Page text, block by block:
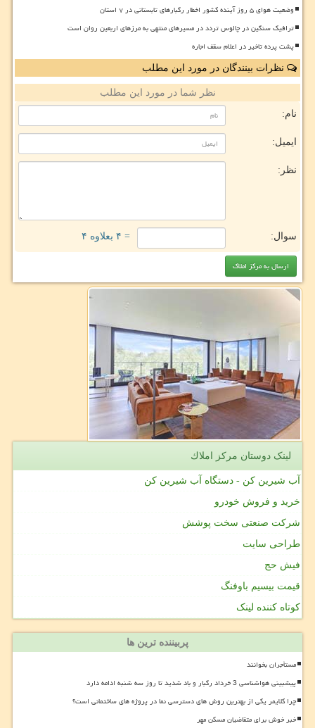
وضعیت هوای ۵ روز آینده کشور اخطار رگبارهای تابستانی در ۷ استان
ترافیک سنگین در چالوس تردد در مسیرهای منتهی به مرزهای اربعین روان است
پشت پرده تاخیر در اعلام سقف اجاره
نظرات بینندگان در مورد این مطلب
نظر شما در مورد این مطلب
نام:
ایمیل:
نظر:
سوال: = ۴ بعلاوه ۴
لینک دوستان مركز املاك
آب شیرین کن - دستگاه آب شیرین کن
خرید و فروش خودرو
شرکت صنعتی سخت پوشش
طراحی سایت
فیش حج
قیمت بیسیم باوفنگ
کوتاه کننده لینک
پربیننده ترین ها
مستأجران بخوانند
پیشبینی هواشناسی 3 خرداد رگبار و باد شدید تا روز سه شنبه ادامه دارد
چرا کلایمر یکی از بهترین روش های دسترسی نما در پروژه های ساختمانی است؟
خبر خوش برای متقاضیان مسکن مهر